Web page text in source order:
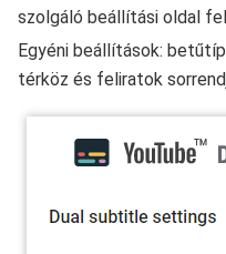
szolgáló beállítási oldal
Egyéni beállítások:
térköz és feliratok